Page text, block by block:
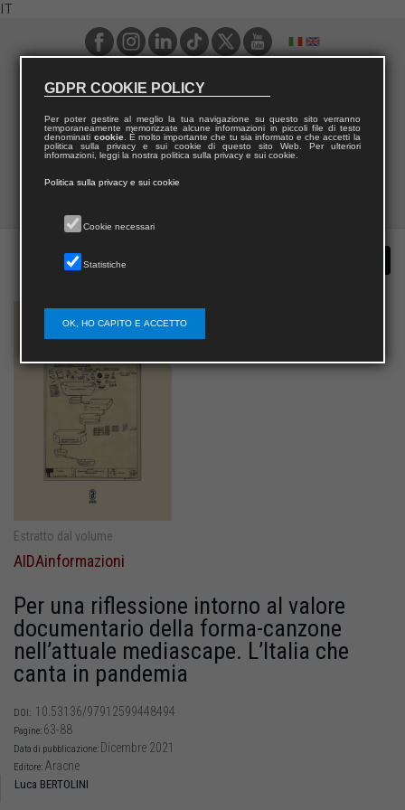
IT
Estratto dal volume
AIDAinformazioni
Per una riflessione intorno al valore
documentario della forma-canzone
nell’attuale mediascape. L’Italia che
canta in pandemia
DOI: 10.53136/97912599448494
Pagine: 63-88
Data di pubblicazione: Dicembre 2021
Editore: Aracne
Luca BERTOLINI
GDPR COOKIE POLICY
Per poter gestire al meglio la tua navigazione su questo sito verranno
temporaneamente memorizzate alcune informazioni in piccoli file di testo
denominati cookie. È molto importante che tu sia informato e che accetti la
politica sulla privacy e sui cookie di questo sito Web. Per ulteriori
informazioni, leggi la nostra politica sulla privacy e sui cookie.
Politica sulla privacy e sui cookie
Cookie necessari
Statistiche
OK, HO CAPITO E ACCETTO